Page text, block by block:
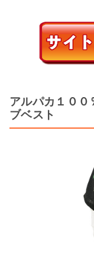
アルパカ１０
ブベスト